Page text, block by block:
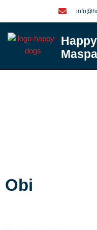
inhoud
Obi